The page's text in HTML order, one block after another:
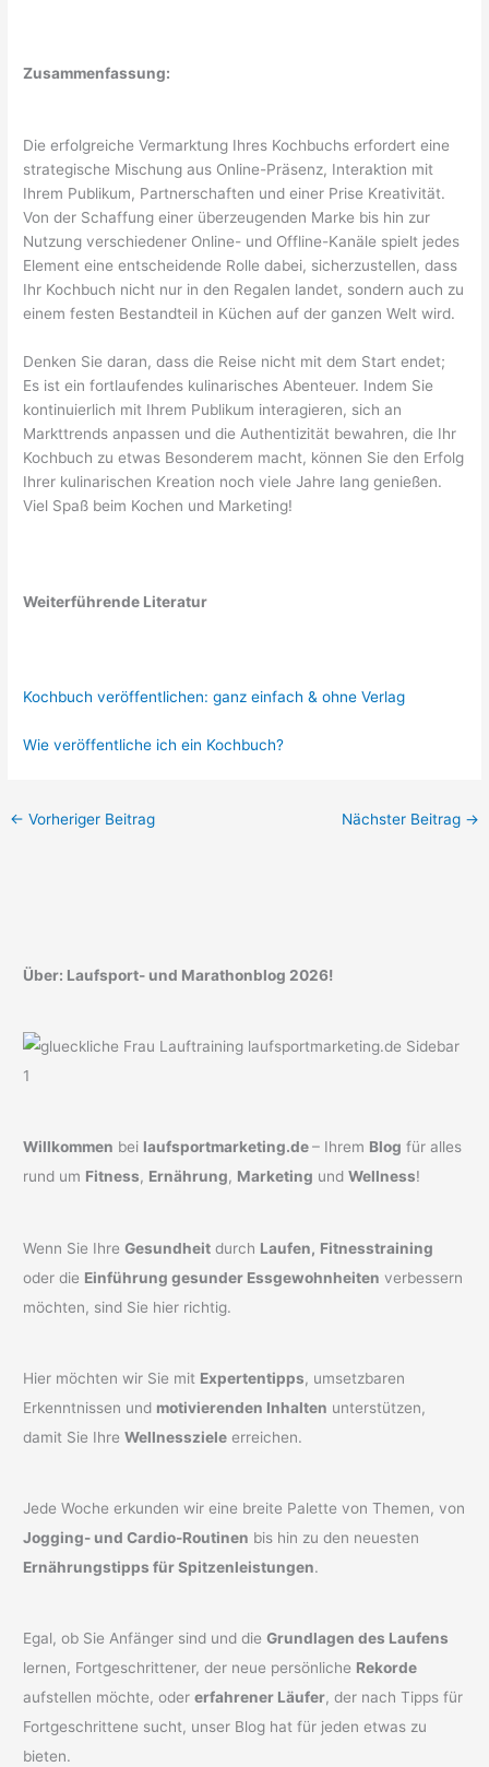
Zusammenfassung:
Die erfolgreiche Vermarktung Ihres Kochbuchs erfordert eine
strategische Mischung aus Online-Präsenz, Interaktion mit
Ihrem Publikum, Partnerschaften und einer Prise Kreativität.
Von der Schaffung einer überzeugenden Marke bis hin zur
Nutzung verschiedener Online- und Offline-Kanäle spielt jedes
Element eine entscheidende Rolle dabei, sicherzustellen, dass
Ihr Kochbuch nicht nur in den Regalen landet, sondern auch zu
einem festen Bestandteil in Küchen auf der ganzen Welt wird.
Denken Sie daran, dass die Reise nicht mit dem Start endet;
Es ist ein fortlaufendes kulinarisches Abenteuer. Indem Sie
kontinuierlich mit Ihrem Publikum interagieren, sich an
Markttrends anpassen und die Authentizität bewahren, die Ihr
Kochbuch zu etwas Besonderem macht, können Sie den Erfolg
Ihrer kulinarischen Kreation noch viele Jahre lang genießen.
Viel Spaß beim Kochen und Marketing!
Weiterführende Literatur
Kochbuch veröffentlichen: ganz einfach & ohne Verlag
Wie veröffentliche ich ein Kochbuch?
← Vorheriger Beitrag Nächster Beitrag →
Über: Laufsport- und Marathonblog 2026!
Willkommen bei laufsportmarketing.de– Ihrem Blog für alles
rund um Fitness, Ernährung, Marketing undWellness!
Wenn Sie IhreGesundheit durch Laufen, Fitnesstraining
oder die Einführung gesunder Essgewohnheiten verbessern
möchten, sind Sie hier richtig.
Hier möchten wir Sie mit Expertentipps, umsetzbaren
Erkenntnissen und motivierenden Inhalten unterstützen,
damit Sie IhreWellnessziele erreichen.
Jede Woche erkunden wir eine breite Palette von Themen, von
Jogging- und Cardio-Routinen bis hin zu den neuesten
Ernährungstipps für Spitzenleistungen.
Egal, ob Sie Anfänger sind und dieGrundlagen des Laufens
lernen, Fortgeschrittener, der neue persönliche Rekorde
aufstellen möchte, odererfahrener Läufer, der nach Tipps für
Fortgeschrittene sucht, unser Blog hat für jeden etwas zu
bieten.